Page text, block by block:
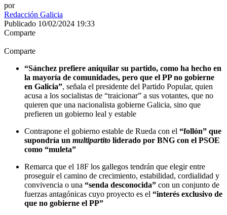
por
Redacción Galicia
Publicado 10/02/2024 19:33
Comparte
Comparte
“Sánchez prefiere aniquilar su partido, como ha hecho en
la mayoría de comunidades, pero que el PP no gobierne
en Galicia”, señala el presidente del Partido Popular, quien
acusa a los socialistas de “traicionar” a sus votantes, que no
quieren que una nacionalista gobierne Galicia, sino que
prefieren un gobierno leal y estable
Contrapone el gobierno estable de Rueda con el “follón” que
supondría un multipartito liderado por BNG con el PSOE
como “muleta”
Remarca que el 18F los gallegos tendrán que elegir entre
proseguir el camino de crecimiento, estabilidad, cordialidad y
convivencia o una “senda desconocida” con un conjunto de
fuerzas antagónicas cuyo proyecto es el “interés exclusivo de
que no gobierne el PP”